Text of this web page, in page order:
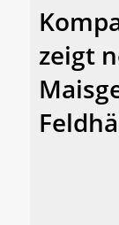
zeigt